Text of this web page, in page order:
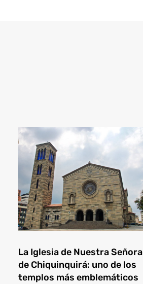
La Iglesia de Nuestra Señora
de Chiquinquirá: uno de los
templos más emblemáticos